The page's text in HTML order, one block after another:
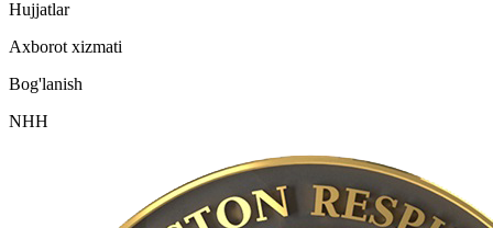
Hujjatlar
Axborot xizmati
Bog'lanish
NHH